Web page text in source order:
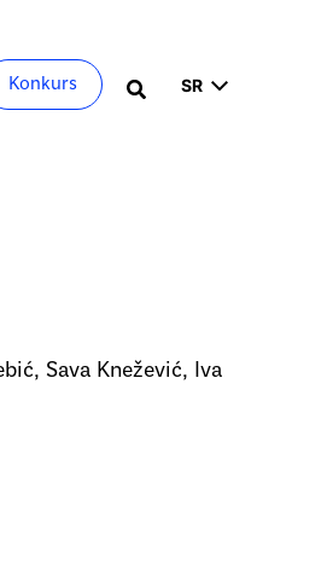
Konkurs Претрага
jezik
Sava Knežević, Iva